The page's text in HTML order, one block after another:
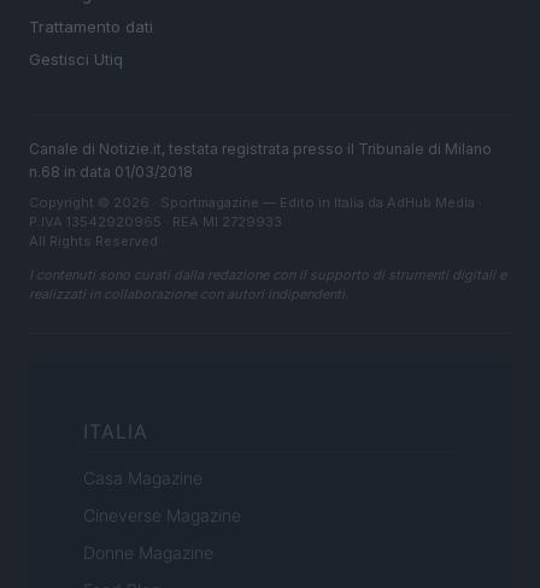
Trattamento dati
Gestisci Utiq
Canale di Notizie.it, testata registrata presso il Tribunale di Milano
n.68 in data 01/03/2018
Copyright © 2026 · Sportmagazine — Edito in Italia da AdHub Media
P.IVA 13542920965 · REA MI 2729933
All Rights Reserved
I contenuti sono curati dalla redazione con il supporto di strumenti digitali e
realizzati in collaborazione con autori indipendenti.
ITALIA
Casa Magazine
Cineverse Magazine
Donne Magazine